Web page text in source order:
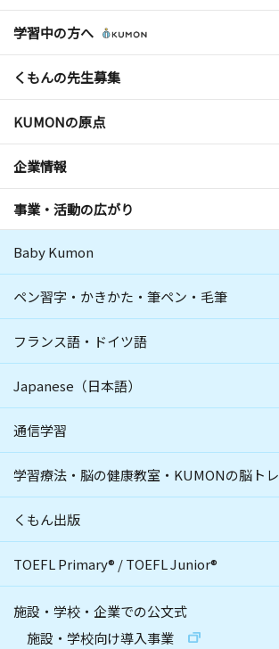
学習中の方へ
くもんの先生募集
KUMONの原点
企業情報
事業・活動の広がり
Baby Kumon
ペン習字・かきかた・筆ペン・毛筆
フランス語・ドイツ語
Japanese（日本語）
通信学習
学習療法・脳の健康教室・KUMONの脳トレ
くもん出版
TOEFL Primary® /TOEFL Junior®
施設・学校・企業での公文式
施設・学校向け導入事業